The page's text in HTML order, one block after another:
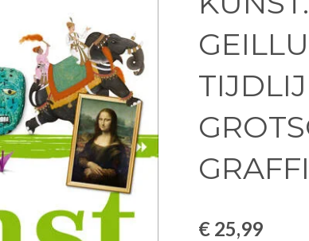
€ 25,99